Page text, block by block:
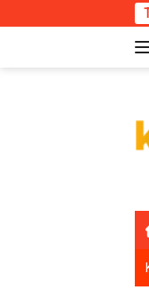
ke
Direktur